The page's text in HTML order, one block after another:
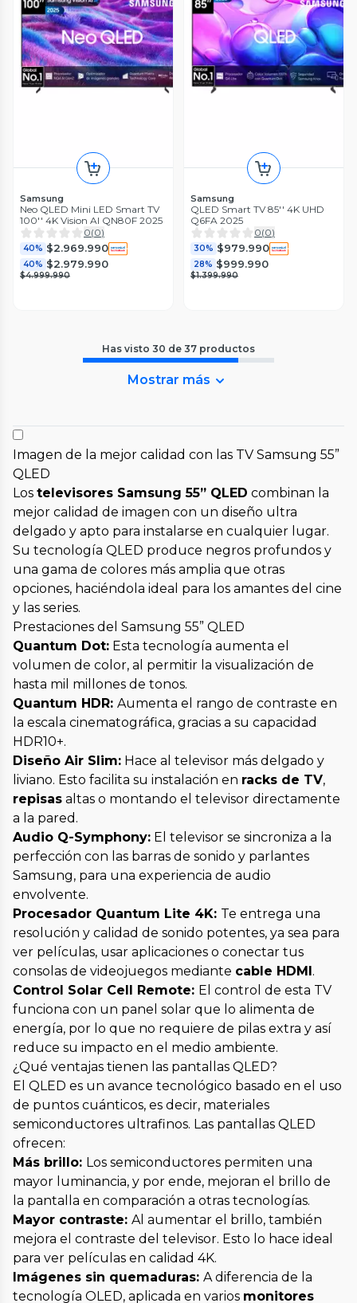
Samsung
Neo QLED Mini LED Smart TV
100'' 4K Vision AI QN80F 2025
0(0)
40% $2.969.990
40% $2.979.990
$4.999.990
Samsung
QLED Smart TV 85'' 4K UHD
Q6FA 2025
0(0)
30% $979.990
28% $999.990
$1.399.990
Has visto 30 de 37 productos
Mostrar más
Imagen de la mejor calidad con las TV Samsung 55”
QLED
Los televisores Samsung 55” QLED combinan la
mejor calidad de imagen con un diseño ultra
delgado y apto para instalarse en cualquier lugar.
Su tecnología QLED produce negros profundos y
una gama de colores más amplia que otras
opciones, haciéndola ideal para los amantes del cine
y las series.
Prestaciones del Samsung 55” QLED
Quantum Dot: Esta tecnología aumenta el
volumen de color, al permitir la visualización de
hasta mil millones de tonos.
Quantum HDR: Aumenta el rango de contraste en
la escala cinematográfica, gracias a su capacidad
HDR10+.
Diseño Air Slim: Hace al televisor más delgado y
liviano. Esto facilita su instalación en racks de TV,
repisas altas o montando el televisor directamente
a la pared.
Audio Q-Symphony: El televisor se sincroniza a la
perfección con las barras de sonido y parlantes
Samsung, para una experiencia de audio
envolvente.
Procesador Quantum Lite 4K: Te entrega una
resolución y calidad de sonido potentes, ya sea para
ver películas, usar aplicaciones o conectar tus
consolas de videojuegos mediante cable HDMI.
Control Solar Cell Remote: El control de esta TV
funciona con un panel solar que lo alimenta de
energía, por lo que no requiere de pilas extra y así
reduce su impacto en el medio ambiente.
¿Qué ventajas tienen las pantallas QLED?
El QLED es un avance tecnológico basado en el uso
de puntos cuánticos, es decir, materiales
semiconductores ultrafinos. Las pantallas QLED
ofrecen:
Más brillo: Los semiconductores permiten una
mayor luminancia, y por ende, mejoran el brillo de
la pantalla en comparación a otras tecnologías.
Mayor contraste: Al aumentar el brillo, también
mejora el contraste del televisor. Esto lo hace ideal
para ver películas en calidad 4K.
Imágenes sin quemaduras: A diferencia de la
tecnología OLED, aplicada en varios monitores